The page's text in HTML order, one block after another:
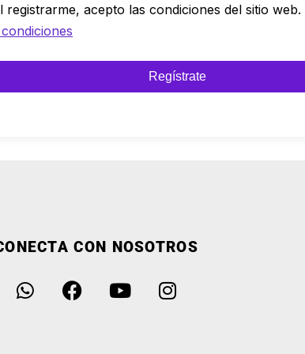
registrarme, acepto las condiciones del sitio web.
Regístrate
CON NOSOTROS